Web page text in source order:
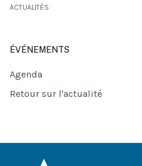
ACTUALITÉS
ÉVÉNEMENTS
Agenda
Retour sur l'actualité